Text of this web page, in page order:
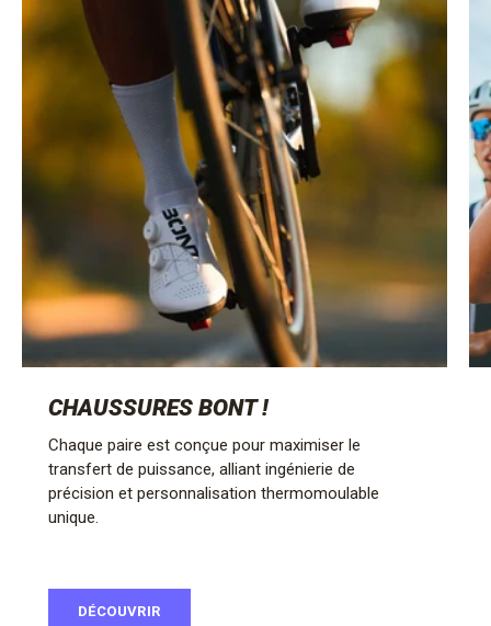
CHAUSSURES BONT !
Chaque paire est conçue pour maximiser le
transfert de puissance, alliant ingénierie de
précision et personnalisation thermomoulable
unique.
DÉCOUVRIR